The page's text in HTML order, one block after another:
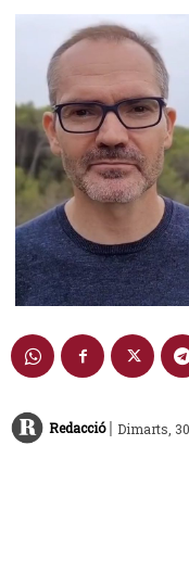
Redacció | Dimarts,